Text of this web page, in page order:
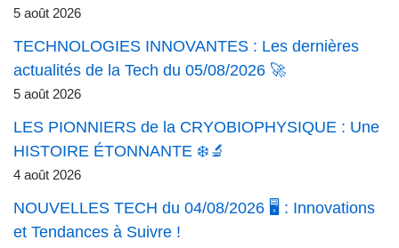
5 août 2026
TECHNOLOGIES INNOVANTES : Les dernières
actualités de la Tech du 05/08/2026 🚀
5 août 2026
LES PIONNIERS de la CRYOBIOPHYSIQUE : Une
HISTOIRE ÉTONNANTE ❄️🔬
4 août 2026
NOUVELLES TECH du 04/08/2026 🖥️ : Innovations
et Tendances à Suivre !